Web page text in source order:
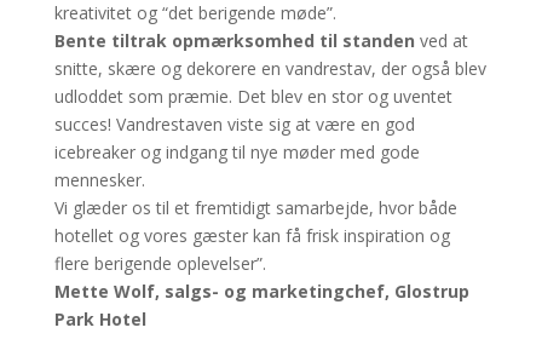
kreativitet og “det berigende møde”.
Bente tiltrak opmærksomhed til standen ved at
snitte, skære og dekorere en vandrestav, der også blev
udloddet som præmie. Det blev en stor og uventet
succes! Vandrestaven viste sig at være en god
icebreaker og indgang til nye møder med gode
mennesker.
Vi glæder os til et fremtidigt samarbejde, hvor både
hotellet og vores gæster kan få frisk inspiration og
flere berigende oplevelser”.
Mette Wolf, salgs- og marketingchef, Glostrup
Park Hotel